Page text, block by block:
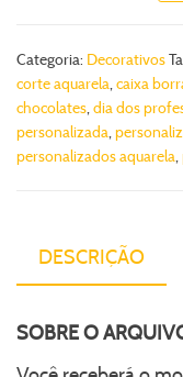
Categoria: Decorativos
corte aquarela,caixa
chocolates,dia dos
personalizada,
personalizados aquarela,
DESCRIÇÃO
SOBRE O